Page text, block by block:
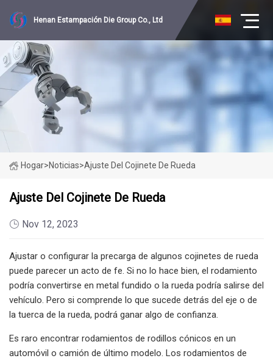
Henan Estampación Die Group Co., Ltd
Hogar>Noticias>Ajuste Del Cojinete De Rueda
Ajuste Del Cojinete De Rueda
Nov 12, 2023
Ajustar o configurar la precarga de algunos cojinetes de rueda
puede parecer un acto de fe. Si no lo hace bien, el rodamiento
podría convertirse en metal fundido o la rueda podría salirse del
vehículo. Pero si comprende lo que sucede detrás del eje o de
la tuerca de la rueda, podrá ganar algo de confianza.
Es raro encontrar rodamientos de rodillos cónicos en un
automóvil o camión de último modelo. Los rodamientos de